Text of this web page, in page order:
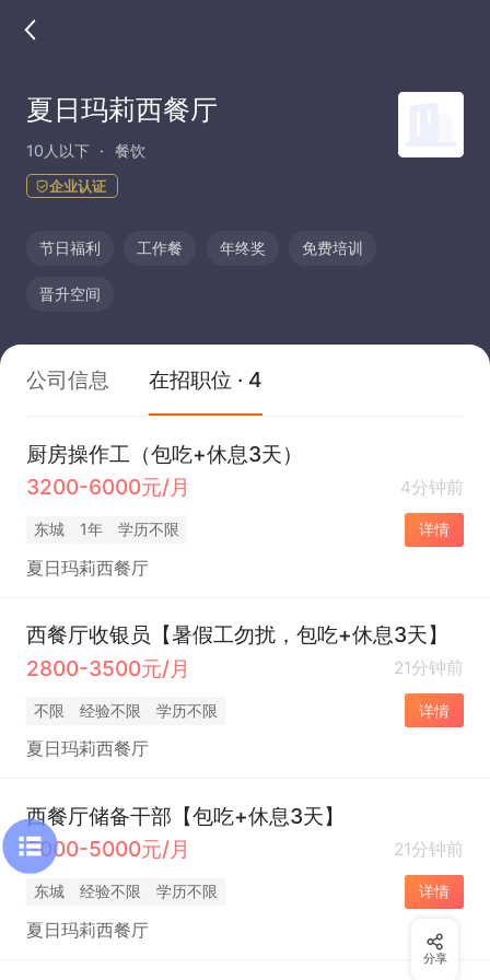
夏日玛莉西餐厅
10人以下 餐饮
企业认证
节日福利 工作餐 年终奖 免费培训
晋升空间
公司信息 在招职位 · 4
厨房操作工（包吃+休息3天）
3200-6000元/月
4分钟前
东城 1年 学历不限 详情
夏日玛莉西餐厅
西餐厅收银员【暑假工勿扰，包吃+休息3天】
2800-3500元/月
21分钟前
不限 经验不限 学历不限 详情
夏日玛莉西餐厅
西餐厅储备干部【包吃+休息3天】
3000-5000元/月
21分钟前
东城 经验不限 学历不限 详情
夏日玛莉西餐厅
分享